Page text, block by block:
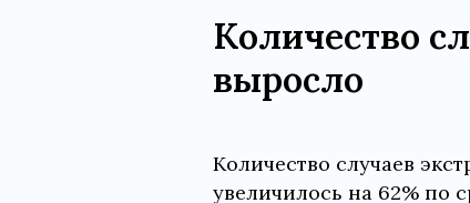
Количество
выросло
Количество случаев
увеличилось на 62% по